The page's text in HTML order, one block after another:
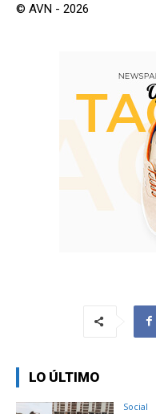
© AVN - 2026
LO ÚLTIMO
Social